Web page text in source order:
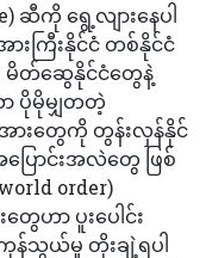
ဆီကို ရွေ့လျားနေပါ
ကြီးနိုင်ငံ တစ်နိုင်ငံ
း မိတ်ဆွေနိုင်ငံတွေနဲ့
ပိုမိုမျှတတဲ့
အားတွေကို တွန်းလှန်နိုင်
ပြောင်းအလဲတွေ ဖြစ်
order)
ေဟာ ပူးပေါင်း
သွယ်မှု တိုးချဲ့ရပါ